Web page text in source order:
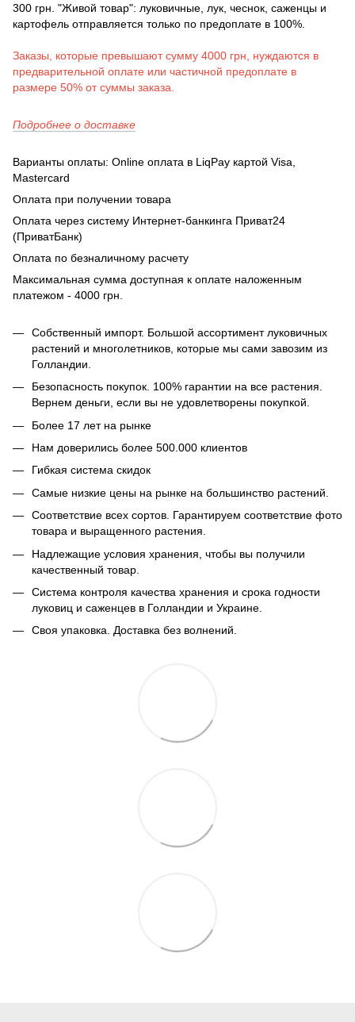
300 грн. "Живой товар": луковичные, лук, чеснок, саженцы и
картофель отправляется только по предоплате в 100%.
Заказы, которые превышают сумму 4000 грн, нуждаются в
предварительной оплате или частичной предоплате в
размере 50% от суммы заказа.
Подробнее о доставке
Варианты оплаты: Online оплата в LiqPay картой Visa,
Mastercard
Оплата при получении товара
Оплата через систему Интернет-банкинга Приват24
(ПриватБанк)
Оплата по безналичному расчету
Максимальная сумма доступная к оплате наложенным
платежом - 4000 грн.
Собственный импорт. Большой ассортимент луковичных
растений и многолетников, которые мы сами завозим из
Голландии.
Безопасность покупок. 100% гарантии на все растения.
Вернем деньги, если вы не удовлетворены покупкой.
Более 17 лет на рынке
Нам доверились более 500.000 клиентов
Гибкая система скидок
Самые низкие цены на рынке на большинство растений.
Соответствие всех сортов. Гарантируем соответствие фото
товара и выращенного растения.
Надлежащие условия хранения, чтобы вы получили
качественный товар.
Система контроля качества хранения и срока годности
луковиц и саженцев в Голландии и Украине.
Своя упаковка. Доставка без волнений.